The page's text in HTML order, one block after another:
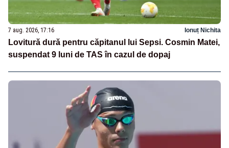
7 aug. 2026, 17:16 Ionuț Nichita
Lovitură dură pentru căpitanul lui Sepsi. Cosmin Matei,
suspendat 9 luni de TAS în cazul de dopaj